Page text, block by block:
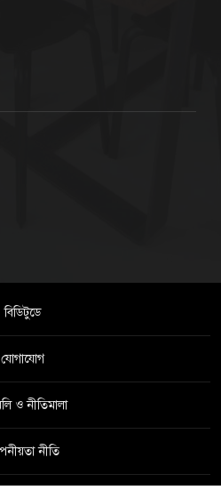
বিডিটুডে
যোগাযোগ
ও নীতিমালা
নীতি